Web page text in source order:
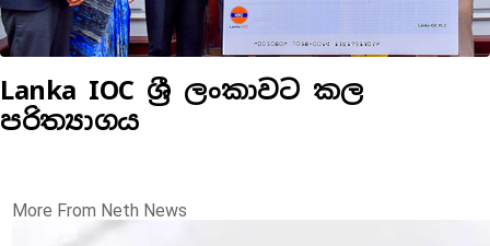
Lanka IOC ශ්‍රී ලංකාවට කල
පරිත්‍යාගය
More From Neth News